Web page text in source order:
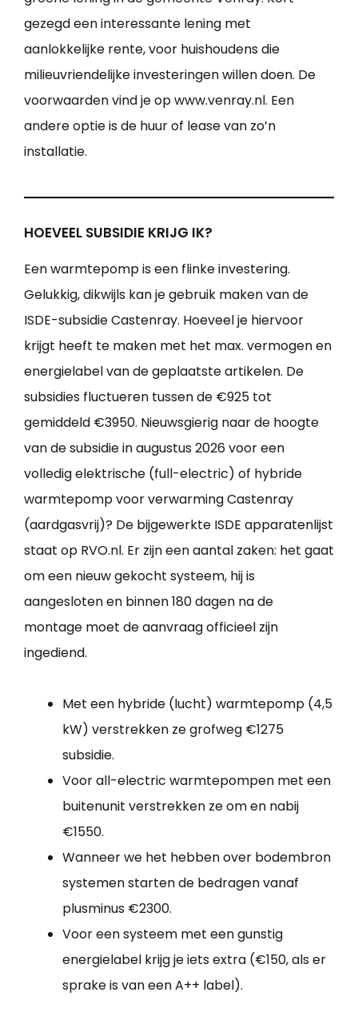
gezegd een interessante lening met
aanlokkelijke rente, voor huishoudens die
milieuvriendelijke investeringen willen doen. De
voorwaarden vind je op www.venray.nl. Een
andere optie is de huur of lease van zo’n
installatie.
HOEVEEL SUBSIDIE KRIJG IK?
Een warmtepomp is een flinke investering.
Gelukkig, dikwijls kan je gebruik maken van de
ISDE-subsidie Castenray. Hoeveel je hiervoor
krijgt heeft te maken met het max. vermogen en
energielabel van de geplaatste artikelen. De
subsidies fluctueren tussen de €925 tot
gemiddeld €3950. Nieuwsgierig naar de hoogte
van de subsidie in augustus 2026 voor een
volledig elektrische (full-electric) of hybride
warmtepomp voor verwarming Castenray
(aardgasvrij)? De bijgewerkte ISDE apparatenlijst
staat op RVO.nl. Er zijn een aantal zaken: het gaat
om een nieuw gekocht systeem, hij is
aangesloten en binnen 180 dagen na de
montage moet de aanvraag officieel zijn
ingediend.
Met een hybride (lucht) warmtepomp (4,5
kW) verstrekken ze grofweg €1275
subsidie.
Voor all-electric warmtepompen met een
buitenunit verstrekken ze om en nabij
€1550.
Wanneer we het hebben over bodembron
systemen starten de bedragen vanaf
plusminus €2300.
Voor een systeem met een gunstig
energielabel krijg je iets extra (€150, als er
sprake is van een A++ label).